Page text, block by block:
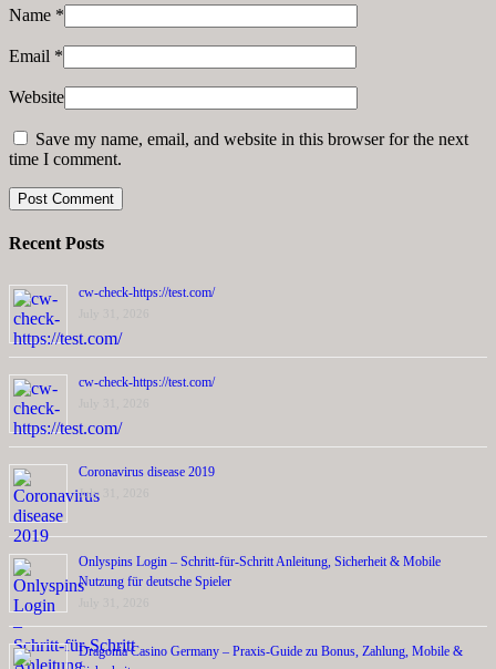
Name *
Email *
Website
Save my name, email, and website in this browser for the next
time I comment.
Recent Posts
cw-check-https://test.com/
cw-check-https://test.com/
Coronavirus disease 2019
July 31, 2026
Onlyspins Login – Schritt‑für‑Schritt Anleitung, Sicherheit & Mobile
Nutzung für deutsche Spieler
Dragonia Casino Germany – Praxis‑Guide zu Bonus, Zahlung, Mobile &